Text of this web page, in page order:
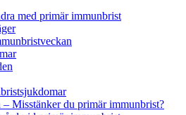
med primär immunbrist
– Misstänker du primär immunbrist?